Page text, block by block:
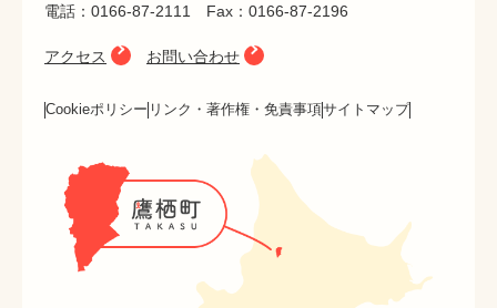
電話：0166-87-2111 Fax：0166-87-2196
アクセス お問い合わせ
Cookieポリシー リンク・著作権・免責事項サイトマップ